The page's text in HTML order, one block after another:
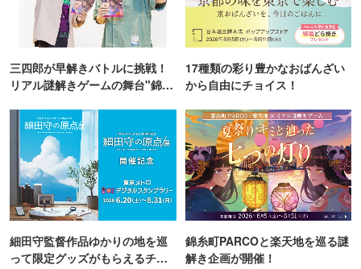
三四郎が早解きバトルに挑戦！
リアル謎解きゲームの舞台"錦糸
17種類の彩り豊かなおばんざい
から自由にチョイス！
細田守監督作品ゆかりの地を巡
って限定グッズがもらえるチャ
錦糸町PARCOと楽天地を巡る謎
解き企画が開催！